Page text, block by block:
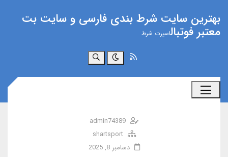
بهترین سایت شرط بندی فارسی و سایت بت
معتبر فوتبالاسپرت شرط
جستجو
admin74389
shartsport
دسامبر 8, 2025